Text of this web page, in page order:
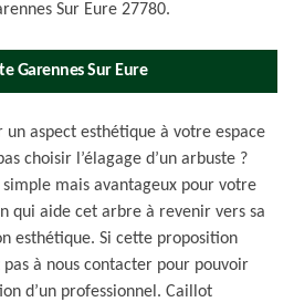
Sur Eure 27780.
Garennes Sur Eure
un aspect esthétique à votre espace
choisir l’élagage d’un arbuste ?
simple mais avantageux pour votre
qui aide cet arbre à revenir vers sa
esthétique. Si cette proposition
pas à nous contacter pour pouvoir
d’un professionnel. Caillot